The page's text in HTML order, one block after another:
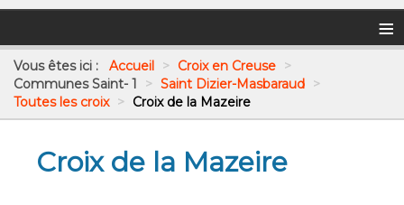
≡
Vous êtes ici : Accueil > Croix en Creuse >
Communes Saint- 1
> Saint Dizier-Masbaraud >
Toutes les croix > Croix de la Mazeire
Croix de la Mazeire